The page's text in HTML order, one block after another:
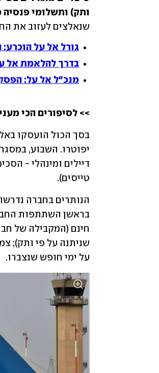
ותק) ותשלומי פנסיה מוקדמת
שנאלצים לעזוב את
גורל אל על
בדרך להלאמת אל
מנכ"ל אל על:
>> לסיפורים הכי
טייסים).
על ימי חופש שנצברו.